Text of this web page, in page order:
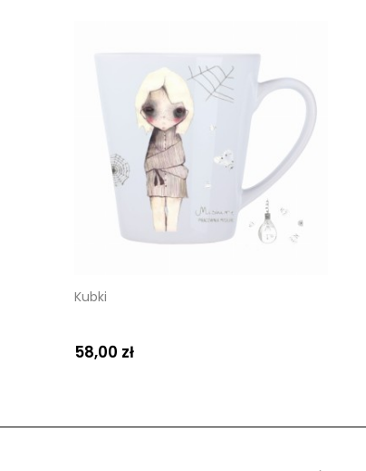
Kubki
58,00 zł